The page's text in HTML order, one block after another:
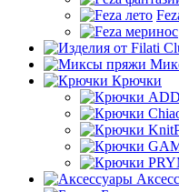
Крючки